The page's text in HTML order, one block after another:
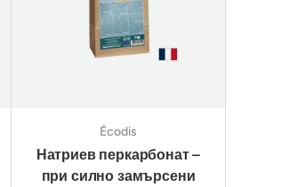
Écodis
Натриев перкарбонат –
при силно замърсени